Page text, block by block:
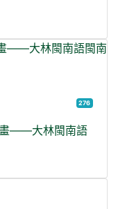
276
畫——大林閩南語